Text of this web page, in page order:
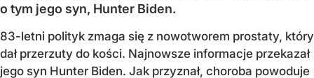
o tym jego syn, Hunter Biden.
83-letni polityk zmaga się z nowotworem prostaty, który
dał przerzuty do kości. Najnowsze informacje przekazał
jego syn Hunter Biden. Jak przyznał, choroba powoduje